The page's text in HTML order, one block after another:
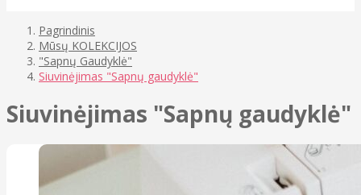
Pagrindinis
Mūsų KOLEKCIJOS
"Sapnų Gaudyklė"
Siuvinėjimas "Sapnų gaudyklė"
Siuvinėjimas "Sapnų gaudyklė"